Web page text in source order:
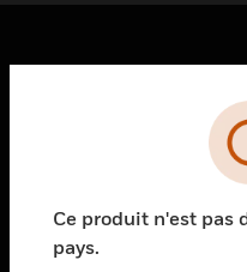
SECTEURS
toggle view
Ce produit n'est pas
pays.